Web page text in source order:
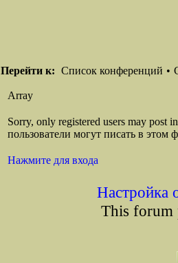
Перейти к: Список конференций •
Array
Sorry, only registered users may post
пользователи могут писать в этом
Нажмите для входа
Настройка
This